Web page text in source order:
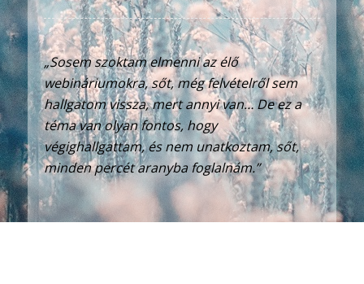
„Sosem szoktam elmenni az élő
webináriumokra, sőt, még felvételről sem
hallgatom vissza, mert annyi van… De ez a
téma van olyan fontos, hogy
végighallgattam, és nem unatkoztam, sőt,
minden percét aranyba foglalnám.”